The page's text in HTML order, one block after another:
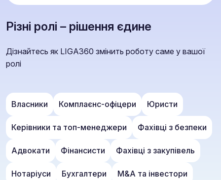
Різні ролі – рішення єдине
Дізнайтесь як LIGA360 змінить роботу саме у вашої
ролі
Власники Комплаєнс-офіцери Юристи
Керівники та топ-менеджери Фахівці з безпеки
Адвокати Фінансисти Фахівці з закупівель
Нотаріуси Бухгалтери M&A та інвестори